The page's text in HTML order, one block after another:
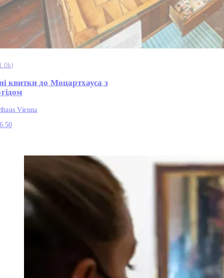
)
квитки до Моцартхауса з
Vienna